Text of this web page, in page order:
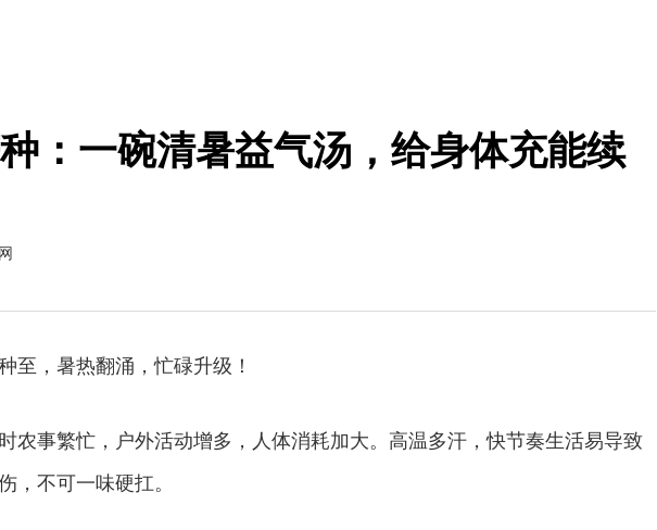
：一碗清暑益气汤，给身体充能续
至，暑热翻涌，忙碌升级！
农事繁忙，户外活动增多，人体消耗加大。高温多汗，快节奏生活易导致
，不可一味硬扛。